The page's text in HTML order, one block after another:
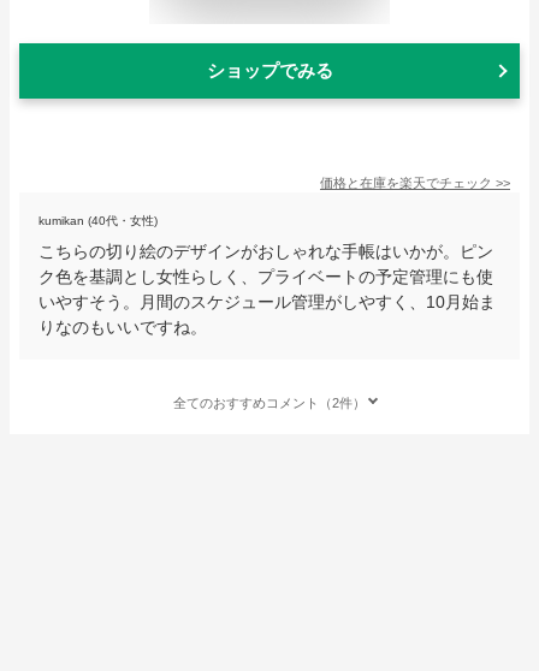
ショップでみる
価格と在庫を楽天でチェック >>
kumikan (40代・女性)
こちらの切り絵のデザインがおしゃれな手帳はいかが。ピン
ク色を基調とし女性らしく、プライベートの予定管理にも使
いやすそう。月間のスケジュール管理がしやすく、10月始ま
りなのもいいですね。
全てのおすすめコメント（2件）